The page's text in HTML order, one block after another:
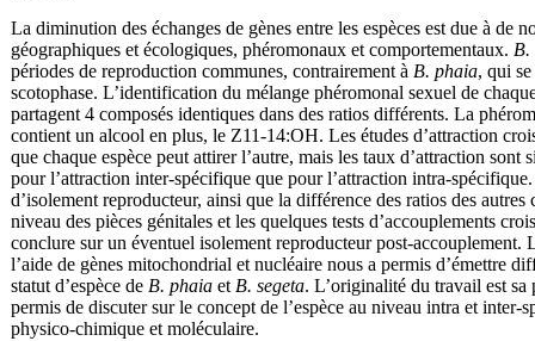
La diminution des échanges de gènes entre les espèces est due à de
géographiques et écologiques, phéromonaux et comportementaux. B.
périodes de reproduction communes, contrairement à B. phaia, qui
scotophase. L’identification du mélange phéromonal sexuel de
partagent 4 composés identiques dans des ratios différents. La
contient un alcool en plus, le Z11-14:OH. Les études d’attraction
que chaque espèce peut attirer l’autre, mais les taux d’attraction
pour l’attraction inter-spécifique que pour l’attraction intra-
d’isolement reproducteur, ainsi que la différence des ratios des
niveau des pièces génitales et les quelques tests d’accouplements
conclure sur un éventuel isolement reproducteur post-accouplement.
l’aide de gènes mitochondrial et nucléaire nous a permis d’émettre
statut d’espèce de B. phaia et B. segeta. L’originalité du travail est
permis de discuter sur le concept de l’espèce au niveau intra et inter-
physico-chimique et moléculaire.